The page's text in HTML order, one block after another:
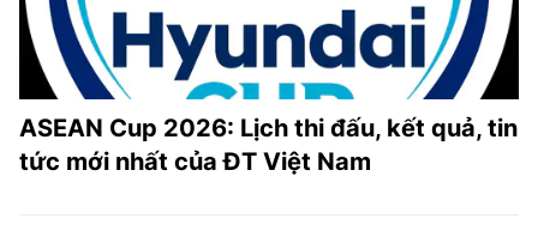
ASEAN Cup 2026: Lịch thi đấu, kết quả, tin
tức mới nhất của ĐT Việt Nam